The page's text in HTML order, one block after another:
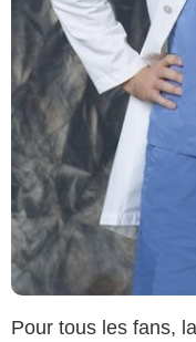
Pour tous les fans, la